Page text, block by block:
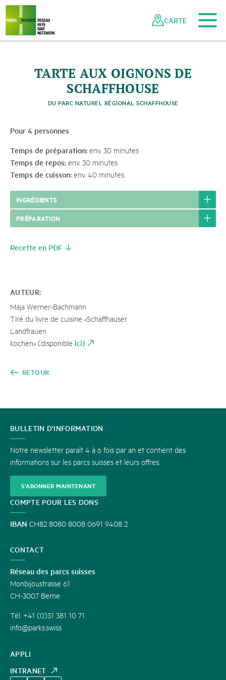
Naviguer
dans
réseau
Navigation
rapide
Vers le contenu principal
Vers la navigation mobile
Vers la recherche
Vers la zone des pieds
Vers le plan du site
CARTE
TARTE AUX OIGNONS DE
SCHAFFHOUSE
DU PARC NATUREL RÉGIONAL SCHAFFHOUSE
Pour 4 personnes
Temps de préparation: env. 30 minutes
Temps de repos: env. 30 minutes
Temps de cuisson: env. 40 minutes
INGRÉDIENTS
PRÉPARATION
Recette en PDF
AUTEUR:
Maja Werner-Bachmann
Tiré du livre de cuisine «Schaffhauser
Landfrauen
kochen» (disponible ici)
RETOUR
CONTACT
APPLI
INTRANET
BULLETIN D'INFORMATION
Notre newsletter paraît 4 à 6 fois par an et contient des
informations sur les parcs suisses et leurs offres.
S'ABONNER MAINTENANT
COMPTE POUR LES DONS
IBAN CH82 8080 8008 0691 9408 2
CONTACT
Réseau des parcs suisses
Monbijoustrasse 61
CH-3007 Berne
Tél. +41 (0)31 381 10 71
info@parks.swiss